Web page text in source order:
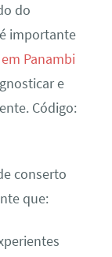
do
importante
Panambi
e
Código:
conserto
que: